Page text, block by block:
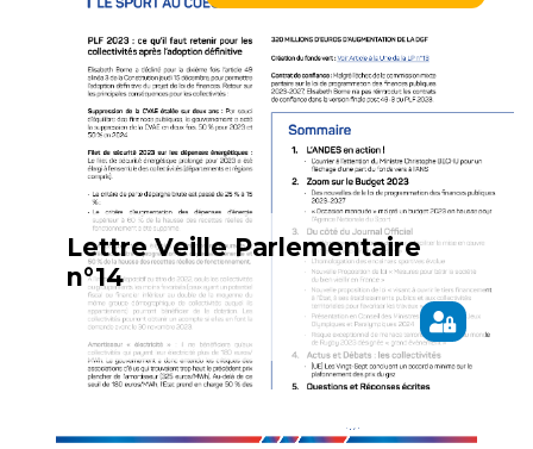
Lettre Veille Parlementaire
n°14